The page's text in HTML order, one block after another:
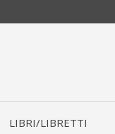
LIBRI/LIBRETTI